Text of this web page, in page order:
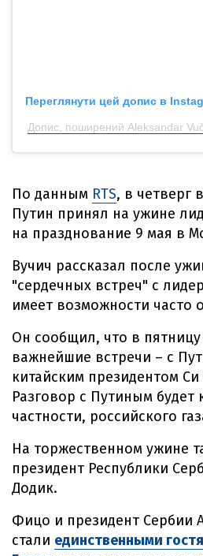
Переглянути цей допис в
Допис, поширений Aleksandar
По данным RTS, в четверг
Путин принял на ужине
на празднование 9 мая в
Вучич рассказал после
"сердечных встреч" с
имеет возможности часто
Он сообщил, что в пятницу
важнейшие встречи – с
китайским президентом
Разговор с Путиным будет
частности, российского
На торжественном ужине
президент Республики
Додик.
Фицо и президент Сербии
стали единственными